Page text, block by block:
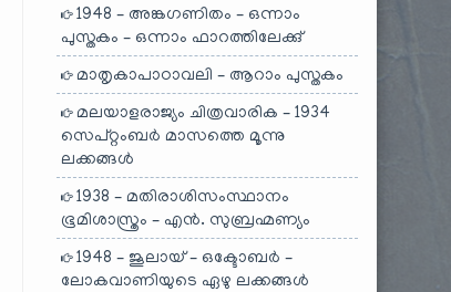
1948 – അങ്കഗണിതം – ഒന്നാം
പുസ്തകം – ഒന്നാം ഫാറത്തിലേക്കു്
മാതൃകാപാഠാവലി – ആറാം പുസ്തകം
മലയാളരാജ്യം ചിത്രവാരിക – 1934
സെപ്റ്റംബർ മാസത്തെ മൂന്നു
ലക്കങ്ങൾ
1938 – മതിരാശിസംസ്ഥാനം
ഭൂമിശാസ്ത്രം – എൻ. സുബ്രഹ്മണ്യം
1948 – ജൂലായ് – ഒക്ടോബർ –
ലോകവാണിയുടെ ഏഴു ലക്കങ്ങൾ